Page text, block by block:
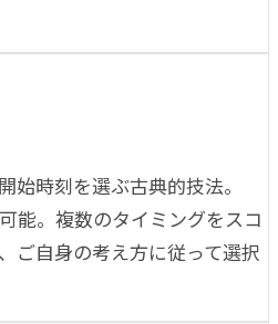
始時刻を選ぶ古典的技法。
能。複数のタイミングをスコ
ご自身の考え方に従って選択